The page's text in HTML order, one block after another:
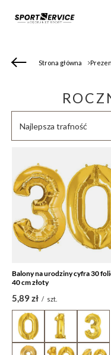
Strona główna
Zmień sortowanie
Najlepsza trafność
Balony na urodziny cyfra 30
40 cm złoty
5,89 zł / szt.